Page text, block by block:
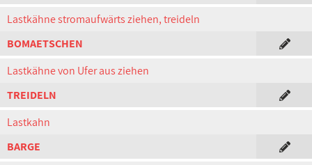
Lastkähne stromaufwärts ziehen, treideln
BOMAETSCHEN
Lastkähne von Ufer aus ziehen
TREIDELN
Lastkahn
BARGE